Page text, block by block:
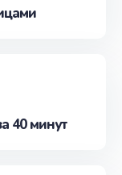
40 минут